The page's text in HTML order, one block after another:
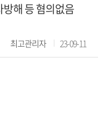
해 등 혐의없음
최고관리자 23-09-11